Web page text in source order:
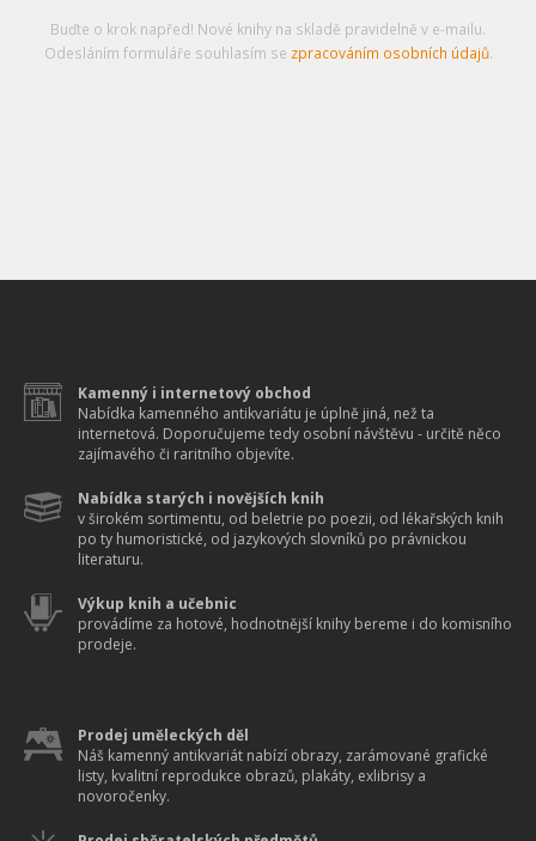
Buďte o krok napřed! Nové knihy na skladě pravidelně v e-mailu.
Odesláním formuláře souhlasím se zpracováním osobních údajů.
Kamenný i internetový obchod
Nabídka kamenného antikvariátu je úplně jiná, než ta
internetová. Doporučujeme tedy osobní návštěvu - určitě něco
zajímavého či raritního objevíte.
Nabídka starých i novějších knih
v širokém sortimentu, od beletrie po poezii, od lékařských knih
po ty humoristické, od jazykových slovníků po právnickou
literaturu.
Výkup knih a učebnic
provádíme za hotové, hodnotnější knihy bereme i do komisního
prodeje.
Prodej uměleckých děl
Náš kamenný antikvariát nabízí obrazy, zarámované grafické
listy, kvalitní reprodukce obrazů, plakáty, exlibrisy a
novoročenky.